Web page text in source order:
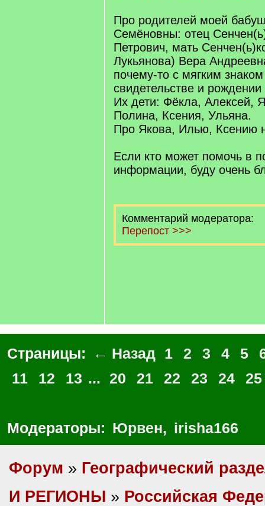
Про родителей моей
Семёновны: отец
Петрович, мать
Лукьянова) Вера
почему-то с мягким
свидетельстве и
Их дети: Фёкла, Алексей,
Полина, Ксения, Ульяна.
Про Якова, Илью, Ксению
Если кто может помочь в
информации, буду очень
Комментарий модератора:
Перепост >>>
Страницы: ← Назад 1 2 3 4 5
11
12 13 ... 20 21 22 23 24 25
Модераторы: Юрвен, irisha166
Форум » Географический
И РЕГИОНЫ » Российская